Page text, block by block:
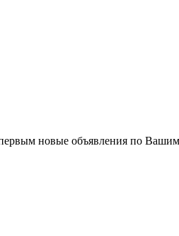
новые объявления по